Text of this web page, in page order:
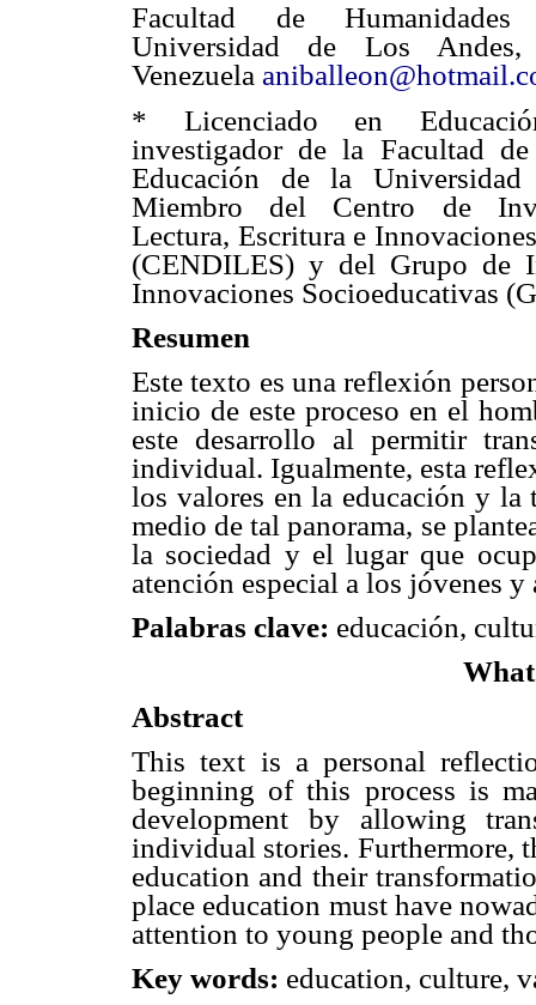
Facultad de
Universidad de Los
Venezuela
* Licenciado en
investigador de la Facultad
Educación de la
Miembro del Centro de
Lectura, Escritura e
(CENDILES) y del Grupo de
Innovaciones Socioeducativas
Resumen
Este texto es una reflexión
inicio de este proceso en el
este desarrollo al permitir
individual. Igualmente, esta
los valores en la educación y
medio de tal panorama, se
la sociedad y el lugar que
atención especial a los jóvenes
Palabras clave: educación,
Abstract
This text is a personal
beginning of this process is
development by allowing
individual stories. Furthermore,
education and their
place education must have
attention to young people and
Key words: education, culture,